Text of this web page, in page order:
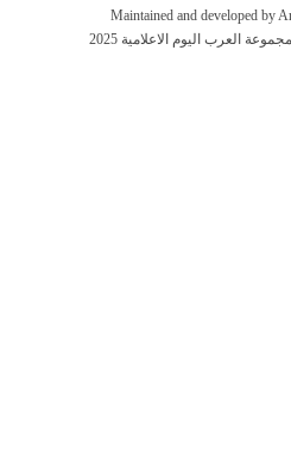
Maintained and developed by